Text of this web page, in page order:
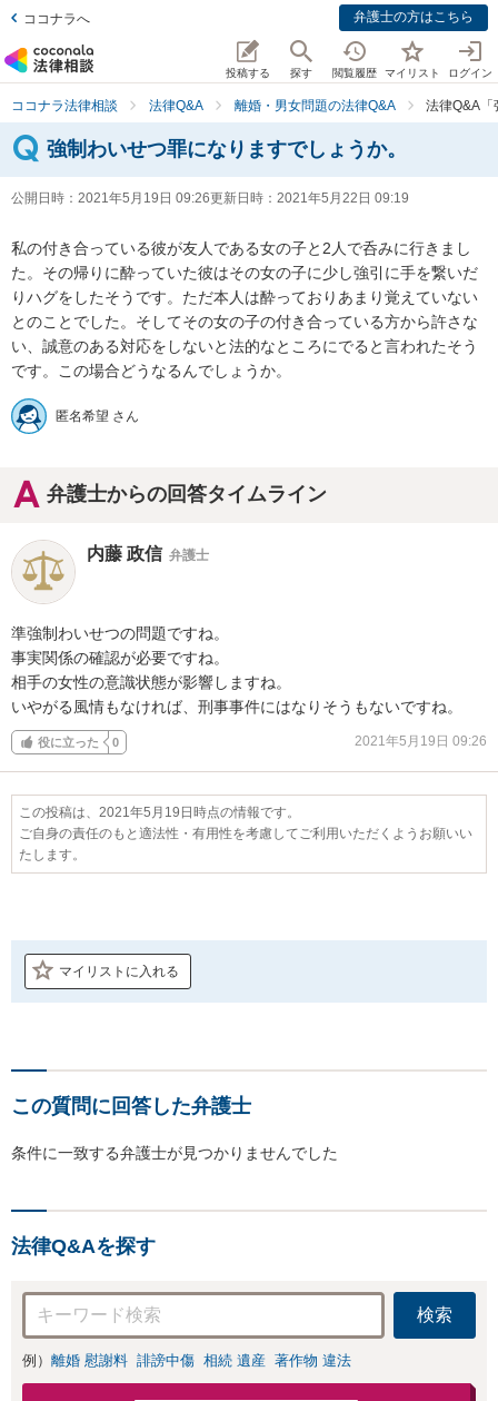
ココナラへ 弁護士の方はこちら
投稿する 探す 閲覧履歴 マイリスト ログイン
ココナラ法律相談 法律Q&A 離婚・男女問題の法律Q&A 法律Q&A「
強制わいせつ罪になりますでしょうか。
公開日時： 2021年5月19日 09:26更新日時： 2021年5月22日 09:19
私の付き合っている彼が友人である女の子と2人で呑みに行きまし
た。その帰りに酔っていた彼はその女の子に少し強引に手を繋いだ
りハグをしたそうです。ただ本人は酔っておりあまり覚えていない
とのことでした。そしてその女の子の付き合っている方から許さな
い、誠意のある対応をしないと法的なところにでると言われたそう
です。この場合どうなるんでしょうか。
匿名希望 さん
弁護士からの回答タイムライン
内藤 政信 弁護士
準強制わいせつの問題ですね。
事実関係の確認が必要ですね。
相手の女性の意識状態が影響しますね。
いやがる風情もなければ、刑事事件にはなりそうもないですね。
役に立った 0 2021年5月19日 09:26
この投稿は、2021年5月19日時点の情報です。
ご自身の責任のもと適法性・有用性を考慮してご利用いただくようお願いい
たします。
マイリストに入れる
この質問に回答した弁護士
条件に一致する弁護士が見つかりませんでした
法律Q&Aを探す
検索
例） 離婚 慰謝料 誹謗中傷 相続 遺産 著作物 違法